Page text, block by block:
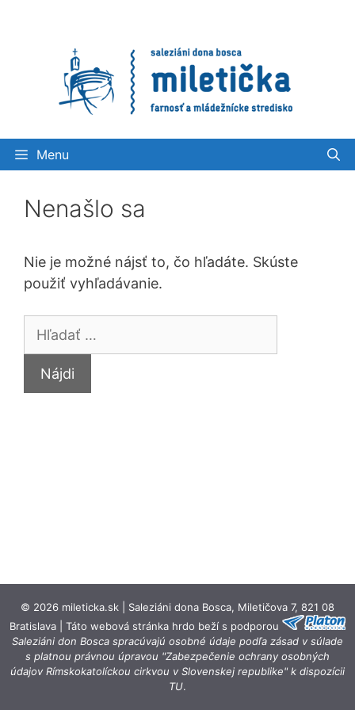
Menu
Nenašlo sa
Nie je možné nájsť to, čo hľadáte. Skúste
použiť vyhľadávanie.
Hľadať:
© 2026 mileticka.sk | Saleziáni dona Bosca, Miletičova 7, 821 08
Bratislava | Táto webová stránka hrdo beží s podporou
Saleziáni don Bosca spracúvajú osobné údaje podľa zásad v súlade
s platnou právnou úpravou "Zabezpečenie ochrany osobných
údajov Rímskokatolíckou cirkvou v Slovenskej republike" k dispozícii
TU.